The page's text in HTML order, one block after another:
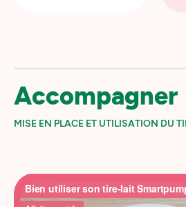
Accompagner
MISE EN PLACE ET UTILISATION DU